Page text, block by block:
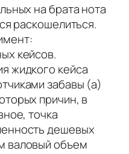
на брата нота
раскошелиться.
кейсов.
жидкого кейса
забавы (а)
причин, в
точка
дешевых
валовый объем